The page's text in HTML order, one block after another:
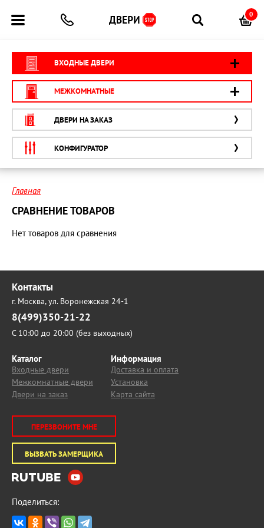
0
ВХОДНЫЕ ДВЕРИ
МЕЖКОМНАТНЫЕ
ДВЕРИ НА ЗАКАЗ
КОНФИГУРАТОР
Главная
СРАВНЕНИЕ ТОВАРОВ
Нет товаров для сравнения
Контакты
г. Москва,ул. Воронежская 24-1
8(499)350-21-22
С 10:00 до 20:00 (без выходных)
Каталог
Входные двери
Межкомнатные двери
Двери на заказ
Информация
Доставка и оплата
Установка
Карта сайта
ПЕРЕЗВОНИТЕ МНЕ
ВЫЗВАТЬ ЗАМЕРЩИКА
Поделиться: